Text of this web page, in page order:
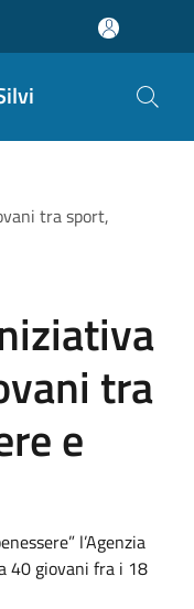
tra sport,
tra
e
l’Agenzia
40 giovani fra i 18